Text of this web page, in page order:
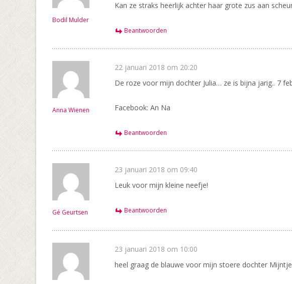
Bodil Mulder
Kan ze straks heerlijk achter haar grote zus aan
Beantwoorden
Anna Wienen
22 januari 2018 om 20:20
De roze voor mijn dochter Julia… ze is bijna jarig.. 7
Facebook: An Na
Beantwoorden
Gé Geurtsen
23 januari 2018 om 09:40
Leuk voor mijn kleine neefje!
Beantwoorden
23 januari 2018 om 10:00
heel graag de blauwe voor mijn stoere dochter